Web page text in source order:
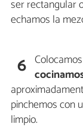
ser rectangular
echamos la
6
pinchemos con
limpio.